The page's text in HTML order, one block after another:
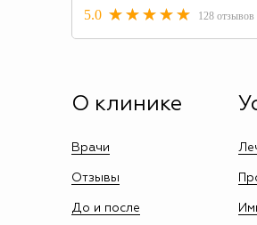
О клинике
Врачи
Отзывы
До и после